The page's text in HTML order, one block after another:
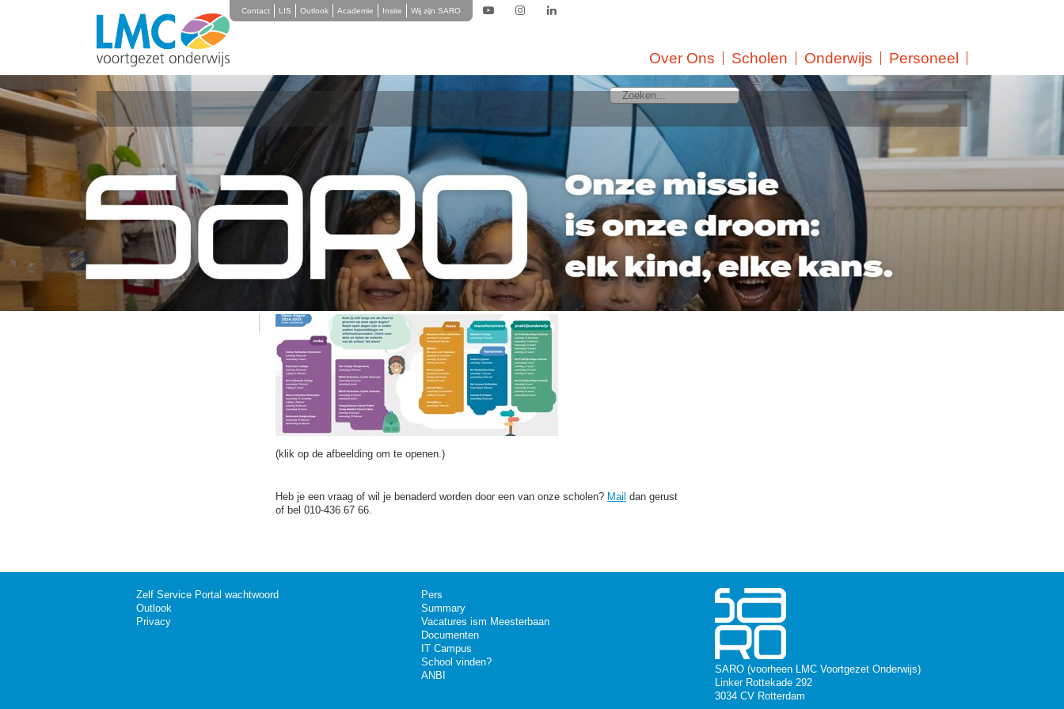
Contact LIS Outlook Academie Insite Wij zijn SARO
Over Ons Scholen Onderwijs Personeel
Nieuwsoverzicht Open dagen SARO-scholen
28 november 2024
Mis ze niet: de open dagen! Je vindt ze hier allemaal op een rij.
Naast open dagen, organiseren onze scholen informatiemiddagen, ouderavonden, proeflesjes, workshops en individuele
rondleidingen. Kijk even naar de website van de school van jouw interesse. Onder de menuknop 'Nieuwe leerling' of 'Groep 8'
vind je de data en de tijden.
(klik op de afbeelding om te openen.)
Heb je een vraag of wil je benaderd worden door een van onze scholen? Mail dan gerust
of bel 010-436 67 66.
Zelf Service Portal wachtwoord
Outlook
Privacy
Pers
Summary
Vacatures ism Meesterbaan
Documenten
IT Campus
School vinden?
ANBI
SARO (voorheen LMC Voortgezet Onderwijs)
Linker Rottekade 292
3034 CV Rotterdam